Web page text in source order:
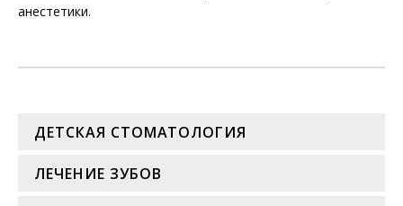
анестетики.
ДЕТСКАЯ СТОМАТОЛОГИЯ
ЛЕЧЕНИЕ ЗУБОВ